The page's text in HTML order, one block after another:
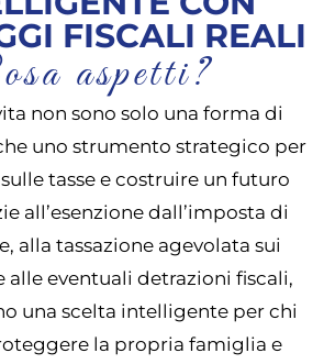
FISCALI REALI
aspetti?
non sono solo una forma di
uno strumento strategico per
tasse e costruire un futuro
all’esenzione dall’imposta di
alla tassazione agevolata sui
alle eventuali detrazioni fiscali,
una scelta intelligente per chi
la propria famiglia e